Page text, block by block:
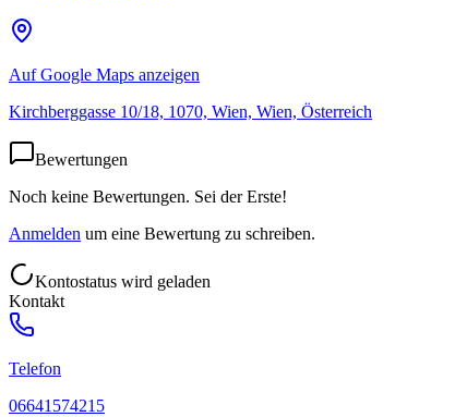
Auf Google Maps anzeigen
Kirchberggasse 10/18, 1070, Wien, Wien, Österreich
Bewertungen
Noch keine Bewertungen. Sei der Erste!
Anmelden um eine Bewertung zu schreiben.
Kontostatus wird geladen
Kontakt
Telefon
06641574215